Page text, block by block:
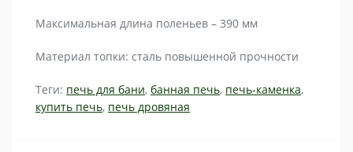
Максимальная длина поленьев – 390 мм
Материал топки: сталь повышенной прочности
Теги: печь для бани, банная печь, печь-каменка,
купить печь, печь дровяная